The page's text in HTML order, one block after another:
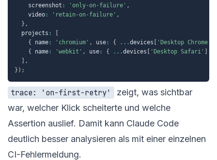
    screenshot
: 'only-on-failure' ,
    video
: 'retain-on-failure' ,
} ,
  projects
:
{
name : 'chromium' , use : { ...devices 'Desktop Chrome'
{
name : 'webkit' , use : { ...devices 'Desktop Safari'
,
} ) ;
trace: 'on-first-retry'
zeigt, was sichtbar
war, welcher Klick scheiterte und welche
Assertion auslief. Damit kann Claude Code
deutlich besser analysieren als mit einer einzelnen
CI-Fehlermeldung.